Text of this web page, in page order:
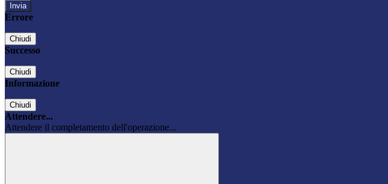
Errore
Chiudi
Successo
Chiudi
Informazione
Chiudi
Attendere...
Attendere il completamento dell'operazione...